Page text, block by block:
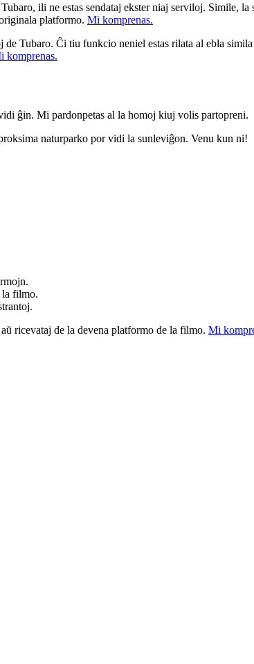
ili ne estas sendataj ekster niaj serviloj. Simile,
platformo. Mi komprenas.
Tubaro. Ĉi tiu funkcio neniel estas rilata al ebla
komprenas.
ĝin. Mi pardonpetas al la homoj kiuj volis partopreni.
naturparko por vidi la sunleviĝon. Venu kun ni!
la filmo.
ricevataj de la devena platformo de la filmo. Mi